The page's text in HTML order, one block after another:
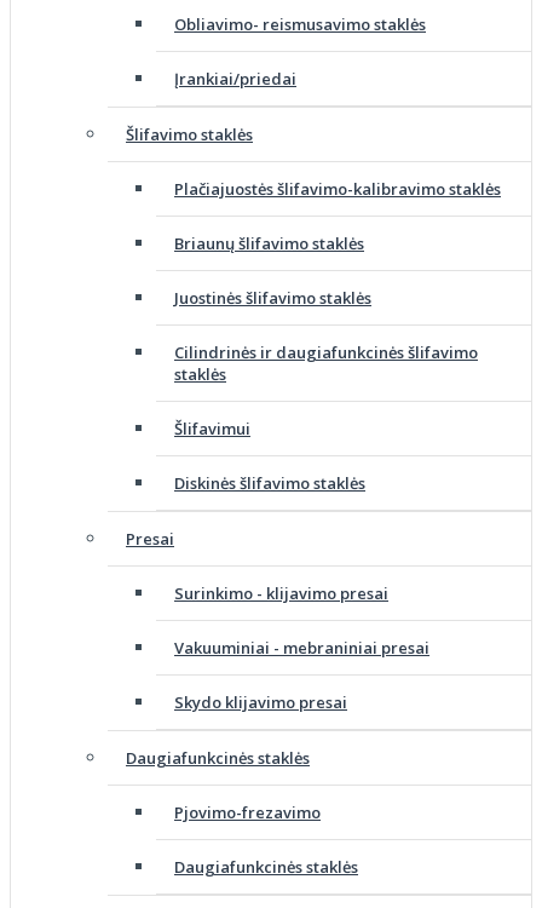
Obliavimo- reismusavimo staklės
Įrankiai/priedai
Šlifavimo staklės
Plačiajuostės šlifavimo-kalibravimo staklės
Briaunų šlifavimo staklės
Juostinės šlifavimo staklės
Cilindrinės ir daugiafunkcinės šlifavimo
staklės
Šlifavimui
Diskinės šlifavimo staklės
Presai
Surinkimo - klijavimo presai
Vakuuminiai - mebraniniai presai
Skydo klijavimo presai
Daugiafunkcinės staklės
Pjovimo-frezavimo
Daugiafunkcinės staklės